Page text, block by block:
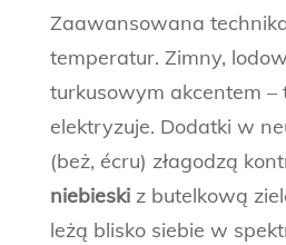
Zaawansowana
temperatur. Zimny,
turkusowym akcentem –
elektryzuje. Dodatki w
(beż, écru) złagodzą
niebieski z butelkową
leżą blisko siebie w